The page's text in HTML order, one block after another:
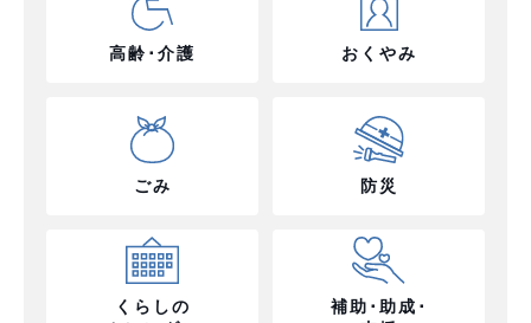
高齢･介護 おくやみ
ごみ 防災
くらしの
補助･助成･